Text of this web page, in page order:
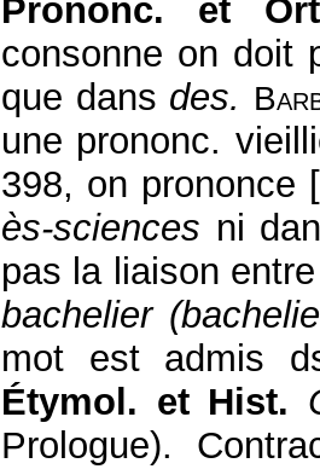
Prononc. et
consonne on doit
que dans des.
une prononc.
398, on prononce
ès-sciences ni
pas la liaison
bachelier
mot est admis
Étymol. et Hist.
Prologue).